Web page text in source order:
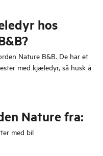
hos
Nature B&B. De har et
med kjæledyr, så husk å
Nature fra:
med bil